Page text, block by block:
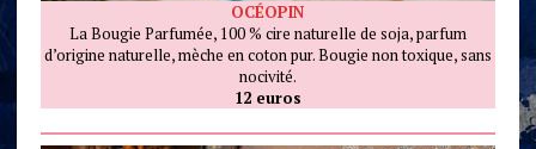
OCÉOPIN
La Bougie Parfumée, 100 % cire naturelle de soja, parfum
d’origine naturelle, mèche en coton pur. Bougie non toxique, sans
nocivité.
12 euros